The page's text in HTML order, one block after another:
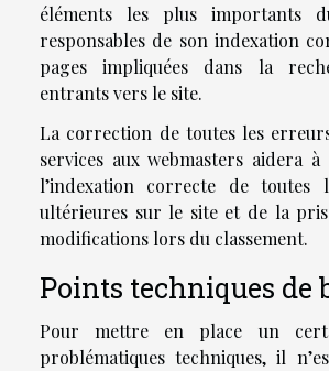
éléments les plus importants
responsables de son indexation
pages impliquées dans la
entrants vers le site.
La correction de toutes les
services aux webmasters aidera
l’indexation correcte de toutes
ultérieures sur le site et de la
modifications lors du classement.
Points techniques de
Pour mettre en place un
problématiques techniques, il